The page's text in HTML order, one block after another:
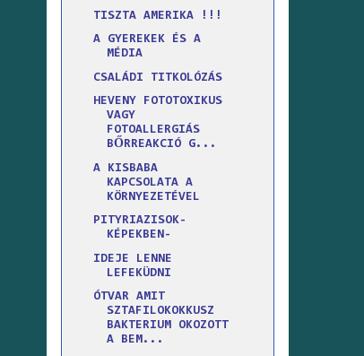
TISZTA AMERIKA !!!
A GYEREKEK ÉS A
MÉDIA
CSALÁDI TITKOLÓZÁS
HEVENY FOTOTOXIKUS
VAGY
FOTOALLERGIÁS
BŐRREAKCIÓ G...
A KISBABA
KAPCSOLATA A
KÖRNYEZETÉVEL
PITYRIAZISOK-
KÉPEKBEN-
IDEJE LENNE
LEFEKÜDNI
ÓTVAR AMIT
SZTAFILOKOKKUSZ
BAKTERIUM OKOZOTT
A BEM...